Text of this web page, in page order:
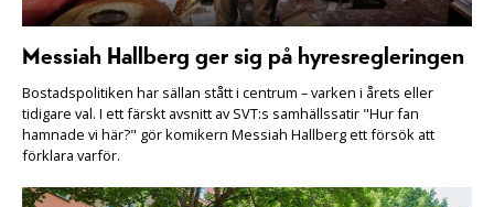
Messiah Hallberg ger sig på hyresregleringen
Bostadspolitiken har sällan stått i centrum – varken i årets eller
tidigare val. I ett färskt avsnitt av SVT:s samhällssatir "Hur fan
hamnade vi här?" gör komikern Messiah Hallberg ett försök att
förklara varför.